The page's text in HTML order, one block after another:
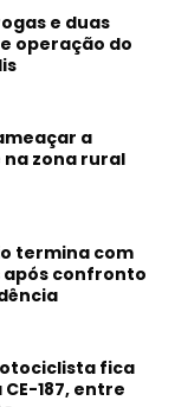
e duas
operação do
a
zona rural
termina com
após confronto
fica
187, entre